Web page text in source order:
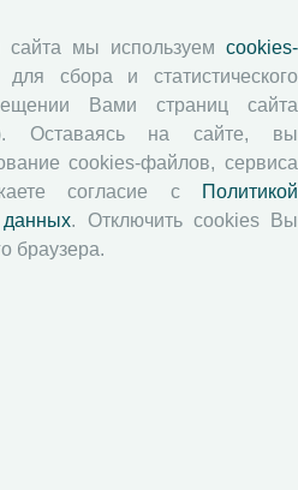
мы используем cookies-
сбора и статистического
Вами страниц сайта
Оставаясь на сайте, вы
cookies-файлов, сервиса
согласие с
Политикой
. Отключить cookies Вы
браузера.